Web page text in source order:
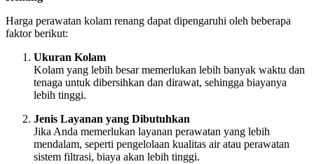
Harga perawatan kolam renang dapat dipengaruhi oleh beberapa
faktor berikut:
Ukuran Kolam
Kolam yang lebih besar memerlukan lebih banyak waktu dan
tenaga untuk dibersihkan dan dirawat, sehingga biayanya
lebih tinggi.
Jenis Layanan yang Dibutuhkan
Jika Anda memerlukan layanan perawatan yang lebih
mendalam, seperti pengelolaan kualitas air atau perawatan
sistem filtrasi, biaya akan lebih tinggi.